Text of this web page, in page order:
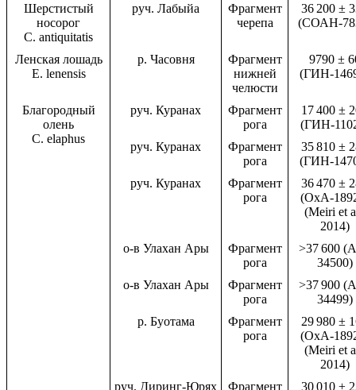
Шерстистый
носорог
C. antiquitatis
руч. Лабыйа
Фрагмент
черепа
36 200 ±
(СОАН-
Ленская лошадь
E. lenensis
р. Часовня
Фрагмент
нижней
челюсти
9790 ±
(ГИН-
Благородный
олень
C. elaphus
руч. Куранах
Фрагмент
рога
17 400 ±
(ГИН-
руч. Куранах
Фрагмент
рога
35 810 ±
(ГИН-
руч. Куранах
Фрагмент
рога
36 470 ±
(OxA-
(Meiri et
2014)
о-в Улахан Ары
Фрагмент
рога
>37 600
34500)
о-в Улахан Ары
Фрагмент
рога
>37 900
34499)
р. Буотама
Фрагмент
рога
29 980 ±
(OxA-
(Meiri et
2014)
руч. Диринг-Юрях
Фрагмент 30 010 ±